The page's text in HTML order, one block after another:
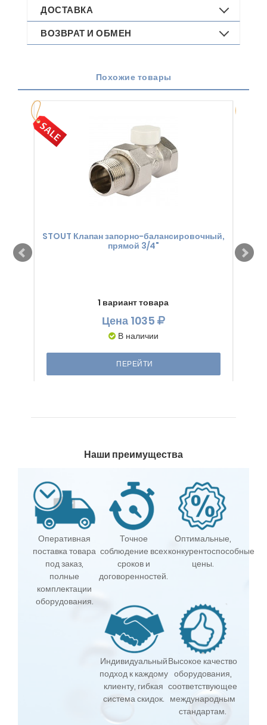
ДОСТАВКА
ВОЗВРАТ И ОБМЕН
Похожие товары
STOUT Клапан запорно-балансировочный,
прямой 3/4"
1 вариант товара
Цена1035
В наличии
ПЕРЕЙТИ
Наши преимущества
Оперативная
поставка товара
под заказ,
полные
комплектации
оборудования.
Точное
соблюдение всех
сроков и
договоренностей.
Оптимальные,
конкурентоспособные
цены.
Индивидуальный
подход к каждому
клиенту, гибкая
система скидок.
Высокое качество
оборудования,
соответствующее
международным
стандартам.